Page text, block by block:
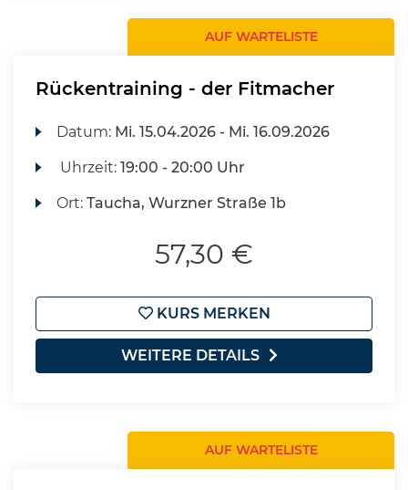
AUF WARTELISTE
Rückentraining - der Fitmacher
Datum: Mi. 15.04.2026 - Mi. 16.09.2026
Uhrzeit:19:00 - 20:00 Uhr
Ort:Taucha, Wurzner Straße 1b
57,30 €
KURS MERKEN
WEITERE DETAILS
AUF WARTELISTE